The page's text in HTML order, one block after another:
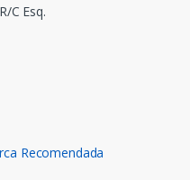
C Esq.
Recomendada